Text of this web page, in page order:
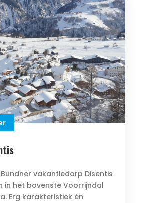
vakantiedorp Disentis
in het bovenste Voorrijndal
Erg karakteristiek én